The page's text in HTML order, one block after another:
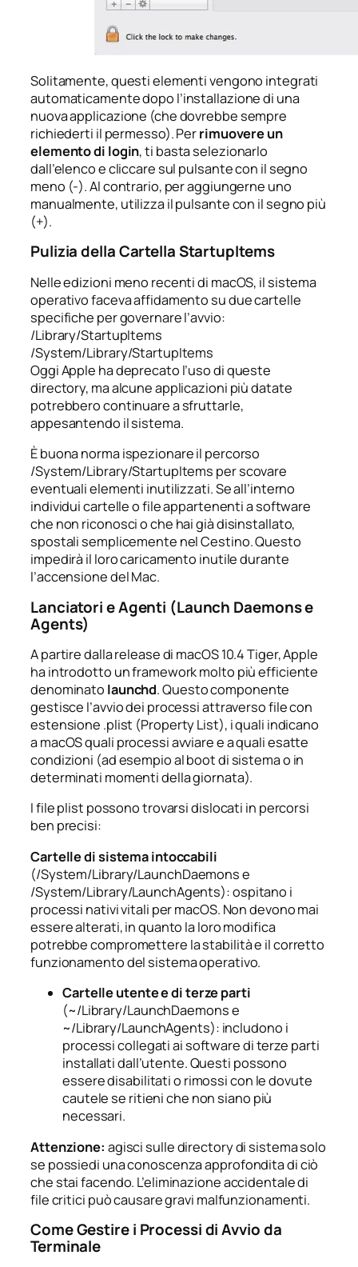
Solitamente, questi elementi vengono integrati
automaticamente dopo l’installazione di una
nuova applicazione (che dovrebbe sempre
richiederti il permesso). Perrimuovere un
elemento di login, ti basta selezionarlo
dall’elenco e cliccare sul pulsante con il segno
meno (-). Al contrario, per aggiungerne uno
manualmente, utilizza il pulsante con il segno più
(+).
Pulizia della Cartella StartupItems
Nelle edizioni meno recenti di macOS, il sistema
operativo faceva affidamento su due cartelle
specifiche per governare l’avvio:
/Library/StartupItems
/System/Library/StartupItems
Oggi Apple ha deprecato l’uso di queste
directory, ma alcune applicazioni più datate
potrebbero continuare a sfruttarle,
appesantendo il sistema.
È buona norma ispezionare il percorso
/System/Library/StartupItems per scovare
eventuali elementi inutilizzati. Se all’interno
individui cartelle o file appartenenti a software
che non riconosci o che hai già disinstallato,
spostali semplicemente nel Cestino. Questo
impedirà il loro caricamento inutile durante
l’accensione del Mac.
Lanciatori e Agenti (Launch Daemons e
Agents)
A partire dalla release di macOS 10.4 Tiger, Apple
ha introdotto un framework molto più efficiente
denominato launchd. Questo componente
gestisce l’avvio dei processi attraverso file con
estensione .plist (Property List), i quali indicano
a macOS quali processi avviare e a quali esatte
condizioni (ad esempio al boot di sistema o in
determinati momenti della giornata).
I fileplist possono trovarsi dislocati in percorsi
ben precisi:
Cartelle di sistema intoccabili
(/System/Library/LaunchDaemonse
/System/Library/LaunchAgents): ospitano i
processi nativi vitali per macOS. Non devono mai
essere alterati, in quanto la loro modifica
potrebbe compromettere la stabilità e il corretto
funzionamento del sistema operativo.
Cartelle utente e di terze parti
(~/Library/LaunchDaemonse
~/Library/LaunchAgents): includono i
processi collegati ai software di terze parti
installati dall’utente. Questi possono
essere disabilitati o rimossi con le dovute
cautele se ritieni che non siano più
necessari.
Attenzione: agisci sulle directory di sistema solo
se possiedi una conoscenza approfondita di ciò
che stai facendo. L’eliminazione accidentale di
file critici può causare gravi malfunzionamenti.
Come Gestire i Processi di Avvio da
Terminale